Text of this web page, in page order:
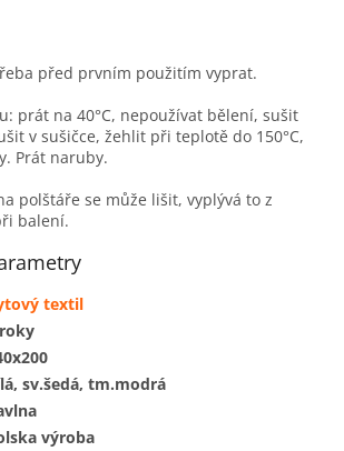
před prvním použitím vyprat.
prát na 40°C, nepoužívat bělení, sušit
v sušičce, žehlit při teplotě do 150°C,
Prát naruby.
polštáře se může lišit, vyplývá to z
balení.
textil
sv.šedá, tm.modrá
výroba